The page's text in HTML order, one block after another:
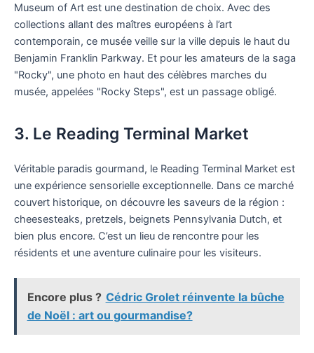
Museum of Art est une destination de choix. Avec des
collections allant des maîtres européens à l’art
contemporain, ce musée veille sur la ville depuis le haut du
Benjamin Franklin Parkway. Et pour les amateurs de la saga
"Rocky", une photo en haut des célèbres marches du
musée, appelées "Rocky Steps", est un passage obligé.
3. Le Reading Terminal Market
Véritable paradis gourmand, le Reading Terminal Market est
une expérience sensorielle exceptionnelle. Dans ce marché
couvert historique, on découvre les saveurs de la région :
cheesesteaks, pretzels, beignets Pennsylvania Dutch, et
bien plus encore. C’est un lieu de rencontre pour les
résidents et une aventure culinaire pour les visiteurs.
Encore plus ? Cédric Grolet réinvente la bûche
de Noël : art ou gourmandise?